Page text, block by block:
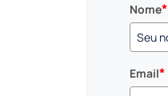
Nome*
Email*